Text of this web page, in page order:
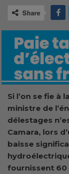
Share
Si l’on se fie à
ministre de
délestages
Camara, lors
baisse
fournissent 60